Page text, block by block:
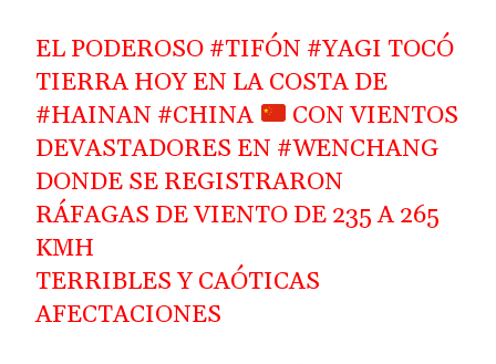
EL PODEROSO #TIFÓN #YAGI TOCÓ
TIERRA HOY EN LA COSTA DE
#HAINAN #CHINA
CON VIENTOS
DEVASTADORES EN #WENCHANG
DONDE SE REGISTRARON
RÁFAGAS DE VIENTO DE 235 A 265
KMH
TERRIBLES Y CAÓTICAS
AFECTACIONES